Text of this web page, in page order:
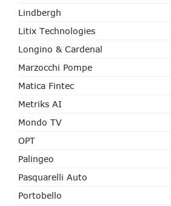
Lindbergh
Litix Technologies
Longino & Cardenal
Marzocchi Pompe
Matica Fintec
Metriks AI
Mondo TV
OPT
Palingeo
Pasquarelli Auto
Portobello